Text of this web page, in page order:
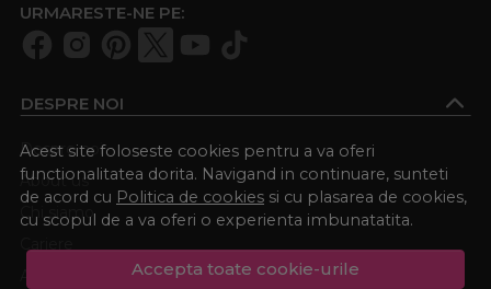
Acest site foloseste cookies pentru a va oferi
functionalitatea dorita. Navigand in continuare, sunteti
de acord cu Politica de cookies si cu plasarea de cookies,
cu scopul de a va oferi o experienta imbunatatita.
Accepta toate cookie-urile
URMARESTE-NE PE:
DESPRE NOI
Despre noi
About us
Chi siamo
Academia Procosmetic